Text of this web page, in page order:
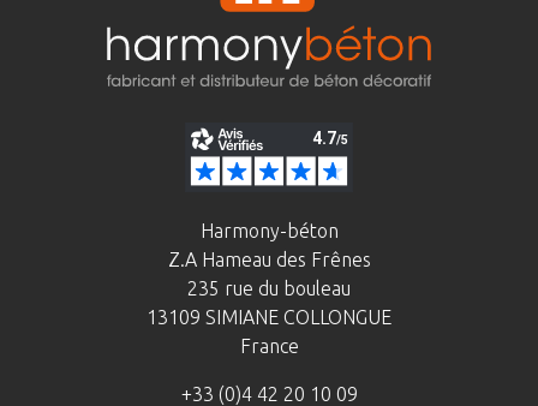
Harmony-béton
Z.A Hameau des Frênes
235 rue du bouleau
13109 SIMIANE COLLONGUE
France
+33 (0)4 42 20 10 09